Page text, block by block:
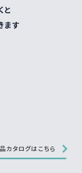
と
ます
カタログはこちら